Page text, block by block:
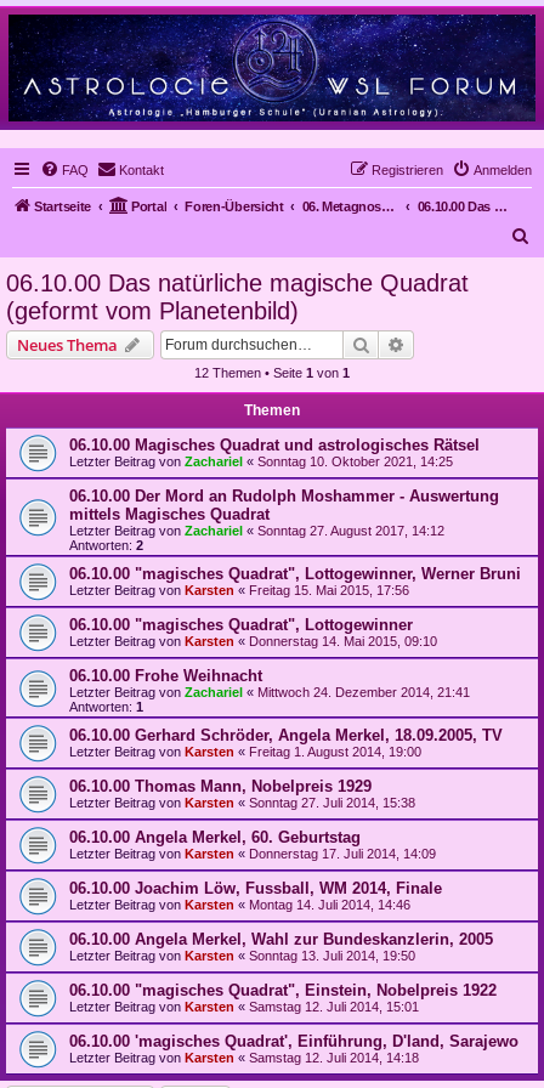
FAQ Kontakt Anmelden
Registrieren
Startseite Portal Foren-Übersicht 06. Metagnose, Prognose
06.10.00 Das natürliche magische Quadrat (geformt vom Planetenbild)
06.10.00 Das natürliche magische Quadrat
(geformt vom Planetenbild)
Neues Thema Suche
12 Themen • Seite 1 von 1
Themen
06.10.00 Magisches Quadrat und astrologisches Rätsel
Letzter Beitrag von Zachariel « Sonntag 10. Oktober 2021, 14:25
06.10.00 Der Mord an Rudolph Moshammer - Auswertung
mittels Magisches Quadrat
Letzter Beitrag von Zachariel « Sonntag 27. August 2017, 14:12
Antworten: 2
06.10.00 "magisches Quadrat", Lottogewinner, Werner Bruni
Letzter Beitrag von Karsten « Freitag 15. Mai 2015, 17:56
06.10.00 "magisches Quadrat", Lottogewinner
Letzter Beitrag von Karsten « Donnerstag 14. Mai 2015, 09:10
06.10.00 Frohe Weihnacht
Letzter Beitrag von Zachariel « Mittwoch 24. Dezember 2014, 21:41
Antworten: 1
06.10.00 Gerhard Schröder, Angela Merkel, 18.09.2005, TV
Letzter Beitrag von Karsten « Freitag 1. August 2014, 19:00
06.10.00 Thomas Mann, Nobelpreis 1929
Letzter Beitrag von Karsten « Sonntag 27. Juli 2014, 15:38
06.10.00 Angela Merkel, 60. Geburtstag
Letzter Beitrag von Karsten « Donnerstag 17. Juli 2014, 14:09
06.10.00 Joachim Löw, Fussball, WM 2014, Finale
Letzter Beitrag von Karsten « Montag 14. Juli 2014, 14:46
06.10.00 Angela Merkel, Wahl zur Bundeskanzlerin, 2005
Letzter Beitrag von Karsten « Sonntag 13. Juli 2014, 19:50
06.10.00 "magisches Quadrat", Einstein, Nobelpreis 1922
Letzter Beitrag von Karsten « Samstag 12. Juli 2014, 15:01
06.10.00 'magisches Quadrat', Einführung, D'land, Sarajewo
Letzter Beitrag von Karsten « Samstag 12. Juli 2014, 14:18